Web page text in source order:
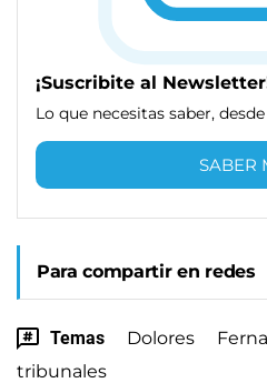
¡Suscribite al
Lo que necesitas saber,
SABER
Para compartir en redes
Temas Dolores
tribunales